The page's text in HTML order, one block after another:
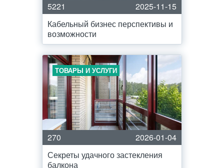
5221
2025-11-15
Кабельный бизнес перспективы и
возможности
ТОВАРЫ И УСЛУГИ
270
2026-01-04
Секреты удачного застекления
балкона